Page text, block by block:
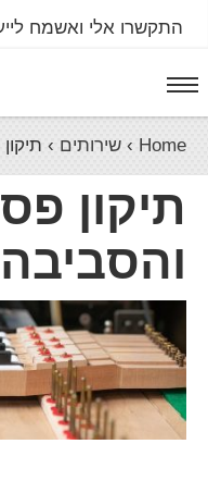
התקשרו אלי ואשמח
Home
› שירותים ›
תיקון
והסביבה